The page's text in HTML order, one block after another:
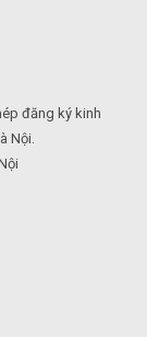
đăng ký kinh
Nội.